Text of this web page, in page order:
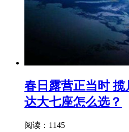
春日露营正当时 揽
达大七座怎么选？
阅读：1145